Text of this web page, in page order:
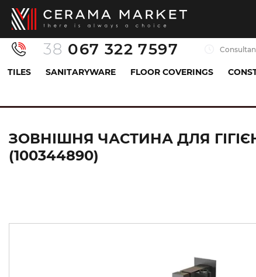
38 067 322 7597
TILES SANITARYWARE FLOOR COVERINGS
ЗОВНІШНЯ ЧАСТИНА ДЛЯ
(100344890)